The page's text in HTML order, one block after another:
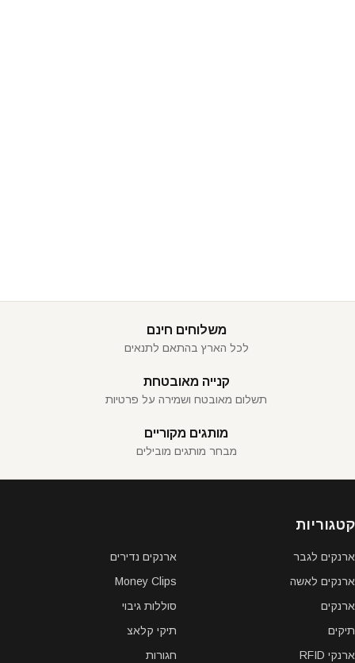
משלוחים חינם
לכל הארץ בהתאם לתנאים
קנייה מאובטחת
תשלום מאובטח ושמירה על פרטיות
מותגים מקוריים
מבחר מותגים מובילים
קטגוריות
ארנקים לגבר
ארנקים לאשה
ארנקים
תיקים
ארנקי RFID
ארנקים נדירים
Money Clips
סוללות גיבוי
תיקי קלאצ
חגורות